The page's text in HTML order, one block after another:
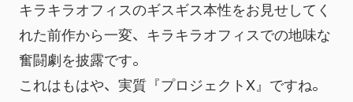
キラキラオフィスのギスギス本性をお見せしてく
れた前作から一変、キラキラオフィスでの地味な
奮闘劇を披露です。
これはもはや、実質『プロジェクトX』ですね。